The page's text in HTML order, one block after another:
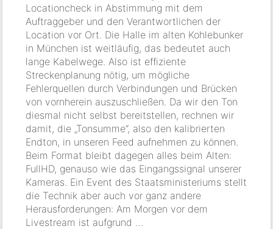
Locationcheck in Abstimmung mit dem
Auftraggeber und den Verantwortlichen der
Location vor Ort. Die Halle im alten Kohlebunker
in München ist weitläufig, das bedeutet auch
lange Kabelwege. Also ist effiziente
Streckenplanung nötig, um mögliche
Fehlerquellen durch Verbindungen und Brücken
von vornherein auszuschließen. Da wir den Ton
diesmal nicht selbst bereitstellen, rechnen wir
damit, die „Tonsumme“, also den kalibrierten
Endton, in unseren Feed aufnehmen zu können.
Beim Format bleibt dagegen alles beim Alten:
FullHD, genauso wie das Eingangssignal unserer
Kameras. Ein Event des Staatsministeriums stellt
die Technik aber auch vor ganz andere
Herausforderungen: Am Morgen vor dem
Livestream ist aufgrund …